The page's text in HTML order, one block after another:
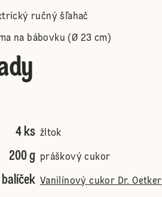
ručný šľahač
na bábovku (Ø 23 cm)
4 ks žltok
200 g práškový cukor
balíček Vanilínový cukor Dr. Oetker